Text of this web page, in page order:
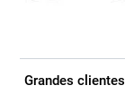
Grandes clientes